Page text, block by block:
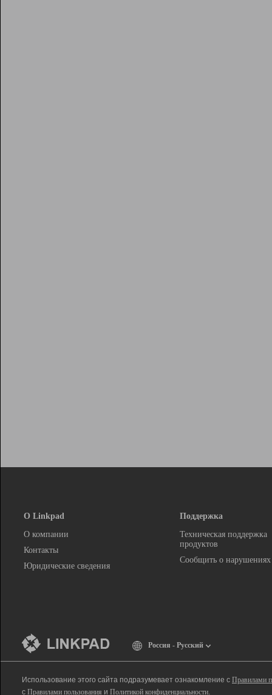
О Linkpad
О компании
Контакты
Юридические сведения
Поддержка
Техническая поддержка
продуктов
Сообщить о нарушениях
Россия - Русский
Использование этого сайта подразумевает ознакомление с Правилами
с Правилами пользования и Политикой конфиденциальности.